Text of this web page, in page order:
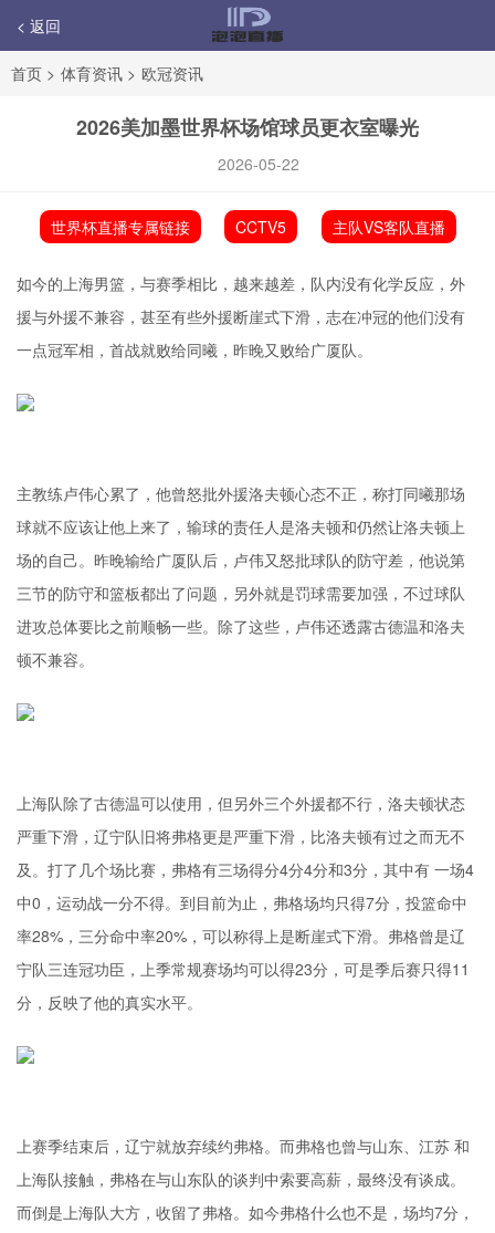
< 返回
首页 > 体育资讯 > 欧冠资讯
2026美加墨世界杯场馆球员更衣室曝光
2026-05-22
世界杯直播专属链接 CCTV5 主队VS客队直播
如今的上海男篮，与赛季相比，越来越差，队内没有化学反应，外
援与外援不兼容，甚至有些外援断崖式下滑，志在冲冠的他们没有
一点冠军相，首战就败给同曦，昨晚又败给广厦队。
主教练卢伟心累了，他曾怒批外援洛夫顿心态不正，称打同曦那场
球就不应该让他上来了，输球的责任人是洛夫顿和仍然让洛夫顿上
场的自己。昨晚输给广厦队后，卢伟又怒批球队的防守差，他说第
三节的防守和篮板都出了问题，另外就是罚球需要加强，不过球队
进攻总体要比之前顺畅一些。除了这些，卢伟还透露古德温和洛夫
顿不兼容。
上海队除了古德温可以使用，但另外三个外援都不行，洛夫顿状态
严重下滑，辽宁队旧将弗格更是严重下滑，比洛夫顿有过之而无不
及。打了几个场比赛，弗格有三场得分4分4分和3分，其中有 一场4
中0，运动战一分不得。到目前为止，弗格场均只得7分，投篮命中
率28%，三分命中率20%，可以称得上是断崖式下滑。弗格曾是辽
宁队三连冠功臣，上季常规赛场均可以得23分，可是季后赛只得11
分，反映了他的真实水平。
上赛季结束后，辽宁就放弃续约弗格。而弗格也曾与山东、江苏 和
上海队接触，弗格在与山东队的谈判中索要高薪，最终没有谈成。
而倒是上海队大方，收留了弗格。如今弗格什么也不是，场均7分，